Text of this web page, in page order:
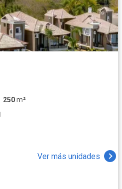
250m²
Ver más unidades